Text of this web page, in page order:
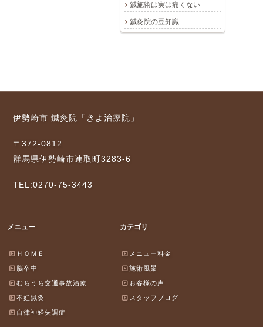
鍼施術は実は痛くない
鍼灸院の豆知識
伊勢崎市 鍼灸院「きよ治療院」
〒372-0812
群馬県伊勢崎市連取町3283-6
TEL:0270-75-3443
メニュー
ＨＯＭＥ
脳卒中
むちうち交通事故治療
不妊鍼灸
自律神経失調症
カテゴリ
メニュー料金
施術風景
お客様の声
スタッフブログ